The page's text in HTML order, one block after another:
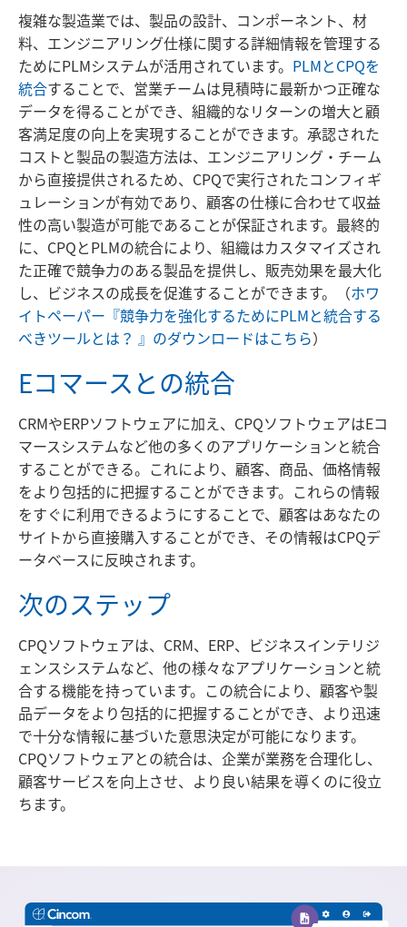
複雑な製造業では、製品の設計、コンポーネント、材
料、エンジニアリング仕様に関する詳細情報を管理する
ためにPLMシステムが活用されています。 PLMとCPQを
統合することで、営業チームは見積時に最新かつ正確な
データを得ることができ、組織的なリターンの増大と顧
客満足度の向上を実現することができます。承認された
コストと製品の製造方法は、エンジニアリング・チーム
から直接提供されるため、CPQで実行されたコンフィギ
ュレーションが有効であり、顧客の仕様に合わせて収益
性の高い製造が可能であることが保証されます。最終的
に、CPQとPLMの統合により、組織はカスタマイズされ
た正確で競争力のある製品を提供し、販売効果を最大化
し、ビジネスの成長を促進することができます。（ホワ
イトペーパー『競争力を強化するためにPLMと統合する
べきツールとは？ 』のダウンロードはこちら）
Eコマースとの統合
CRMやERPソフトウェアに加え、CPQソフトウェアはEコ
マースシステムなど他の多くのアプリケーションと統合
することができる。これにより、顧客、商品、価格情報
をより包括的に把握することができます。これらの情報
をすぐに利用できるようにすることで、顧客はあなたの
サイトから直接購入することができ、その情報はCPQデ
ータベースに反映されます。
次のステップ
CPQソフトウェアは、CRM、ERP、ビジネスインテリジ
ェンスシステムなど、他の様々なアプリケーションと統
合する機能を持っています。この統合により、顧客や製
品データをより包括的に把握することができ、より迅速
で十分な情報に基づいた意思決定が可能になります。
CPQソフトウェアとの統合は、企業が業務を合理化し、
顧客サービスを向上させ、より良い結果を導くのに役立
ちます。